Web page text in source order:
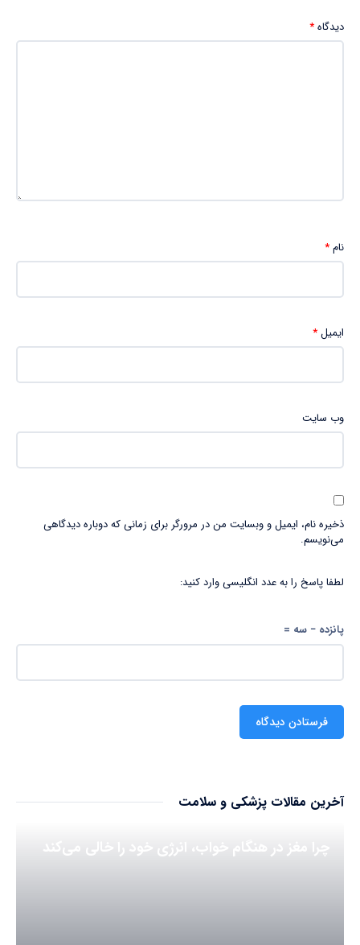
دیدگاه*
نام*
ایمیل*
وب‌ سایت
ذخیره نام، ایمیل و وبسایت من در مرورگر برای زمانی که دوباره دیدگاهی
می‌نویسم.
لطفا پاسخ را به عدد انگلیسی وارد کنید:
پانزده − سه =
آخرین مقالات پزشکی و سلامت
چرا مغز در هنگام خواب، انرژی خود را خالی می‌کند